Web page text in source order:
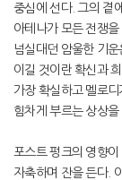
중심에 선다. 그의 곁
아테나가 모든 전쟁
넘실대던 암울한 기
이길 것이란 확신과
가장 확실하고 멜로디
힘차게 부르는 상상
포스트 펑크의 영향이
자축하며 잔을 든다.